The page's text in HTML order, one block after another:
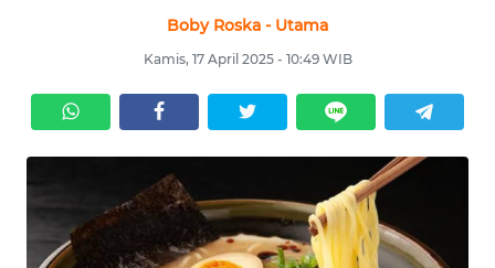
Boby Roska - Utama
Kamis, 17 April 2025 - 10:49 WIB
KHAS
OPINI
PRIANGAN
TIMUR